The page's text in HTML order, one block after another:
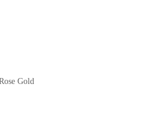
Gold